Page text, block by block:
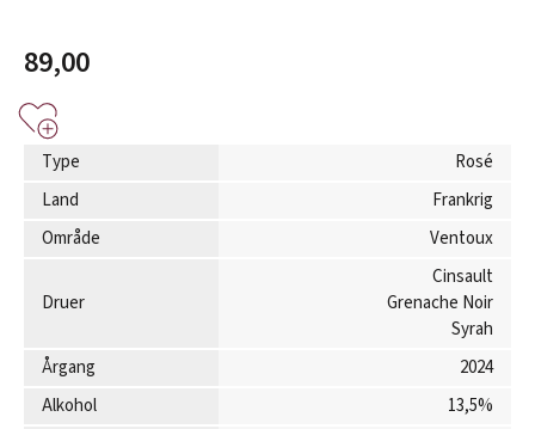
89,00
Type
Rosé
Land
Frankrig
Område
Ventoux
Druer
Cinsault
Grenache Noir
Syrah
Årgang
2024
Alkohol
13,5%